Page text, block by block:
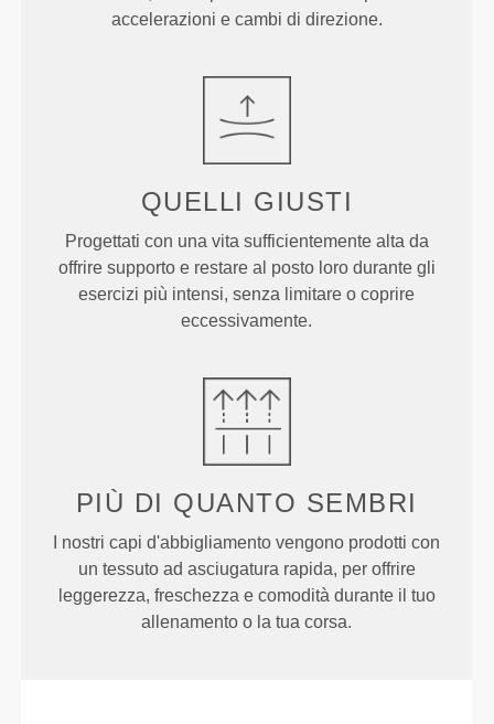
accelerazioni e cambi di direzione.
QUELLI GIUSTI
Progettati con una vita sufficientemente alta da
offrire supporto e restare al posto loro durante gli
esercizi più intensi, senza limitare o coprire
eccessivamente.
PIÙ DI QUANTO SEMBRI
I nostri capi d'abbigliamento vengono prodotti con
un tessuto ad asciugatura rapida, per offrire
leggerezza, freschezza e comodità durante il tuo
allenamento o la tua corsa.